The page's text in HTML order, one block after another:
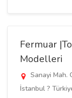
Fermuar
Modelleri
Sanayi Mah.
İstanbul ?